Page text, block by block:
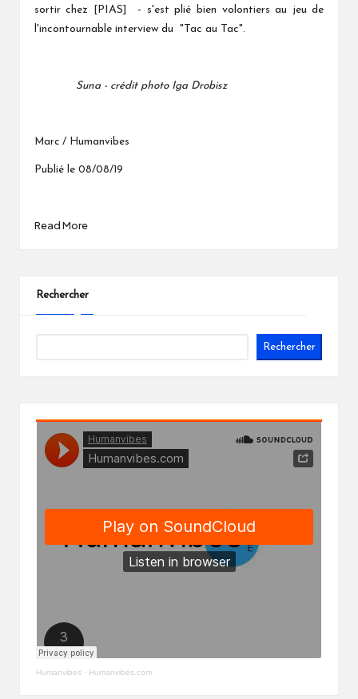
sortir chez [PIAS] - s'est plié bien volontiers au jeu de
l'incontournable interview du "Tac au Tac".
Suna - crédit photo Iga Drobisz
Marc / Humanvibes
Publié le 08/08/19
Read More
Rechercher
Rechercher
Humanvibes · Humanvibes.com